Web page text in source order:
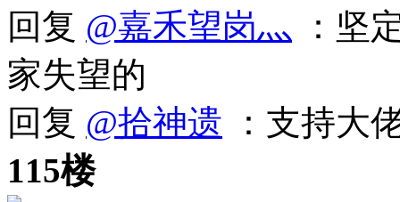
回复 @嘉禾望岗灬 ：坚
家失望的
回复 @拾神遗 ：支持大
115楼